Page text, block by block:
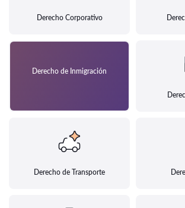
Derecho Corporativo
Derecho de Inmigración
Derecho de Transporte